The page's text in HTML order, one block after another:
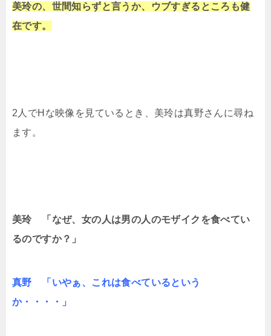
美玲の、世間知らずと言うか、ウブすぎるところも健
在です。
2人でHな映像を見ているとき、美玲は真野さんに尋ね
ます。
美玲 「なぜ、女の人は男の人のモザイクを食べてい
るのですか？」
真野 「いやぁ、これは食べているという
か・・・・」